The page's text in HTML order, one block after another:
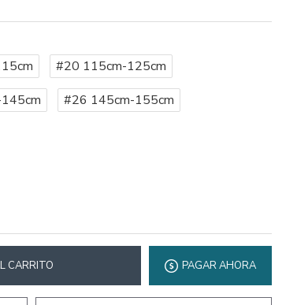
#20 115cm-125cm
#26 145cm-155cm
CARRITO PAGAR AHORA